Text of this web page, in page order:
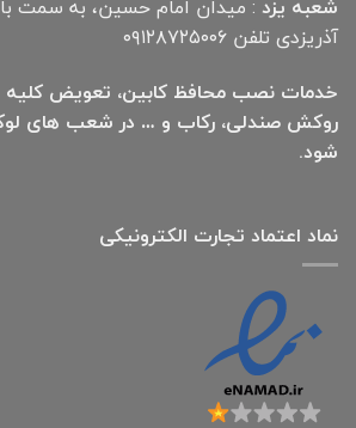
شعبه یزد : میدان امام حسین، به سمت
آذریزدی تلفن ۰۹۱۲۸۷۲۵۰۰۶
خدمات نصب محافظ کابین، تعویض کلیه
روکش صندلی، رکاب و … در شعب های
شود.
نماد اعتماد تجارت الكترونیكی